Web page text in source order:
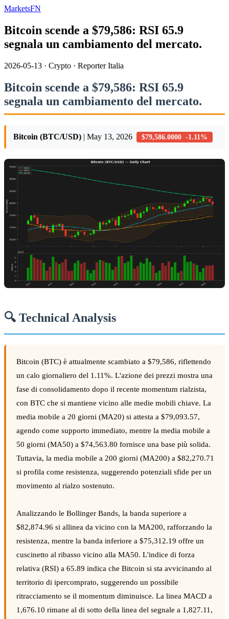
MarketsFN
Bitcoin scende a $79,586: RSI 65.9
segnala un cambiamento del mercato.
2026-05-13 · Crypto · Reporter Italia
Bitcoin scende a $79,586: RSI 65.9
segnala un cambiamento del mercato.
Bitcoin (BTC/USD) | May 13, 2026 $79,586.0000 -1.11%
🔍 Technical Analysis
Bitcoin (BTC) è attualmente scambiato a $79,586, riflettendo
un calo giornaliero del 1.11%. L'azione dei prezzi mostra una
fase di consolidamento dopo il recente momentum rialzista,
con BTC che si mantiene vicino alle medie mobili chiave. La
media mobile a 20 giorni (MA20) si attesta a $79,093.57,
agendo come supporto immediato, mentre la media mobile a
50 giorni (MA50) a $74,563.80 fornisce una base più solida.
Tuttavia, la media mobile a 200 giorni (MA200) a $82,270.71
si profila come resistenza, suggerendo potenziali sfide per un
movimento al rialzo sostenuto.
Analizzando le Bollinger Bands, la banda superiore a
$82,874.96 si allinea da vicino con la MA200, rafforzando la
resistenza, mentre la banda inferiore a $75,312.19 offre un
cuscinetto al ribasso vicino alla MA50. L'indice di forza
relativa (RSI) a 65.89 indica che Bitcoin si sta avvicinando al
territorio di ipercomprato, suggerendo un possibile
ritracciamento se il momentum diminuisce. La linea MACD a
1,676.10 rimane al di sotto della linea del segnale a 1,827.11,